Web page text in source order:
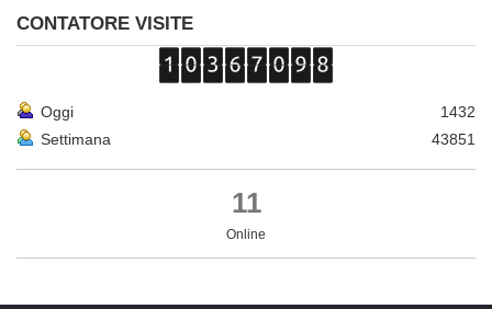
CONTATORE VISITE
Oggi
1432
Settimana
43851
11
Online